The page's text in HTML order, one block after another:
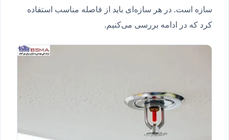
سازه است. در هر سازه‌ای باید از فاصله مناسب استفاده
کرد که در ادامه بررسی می‌کنیم.